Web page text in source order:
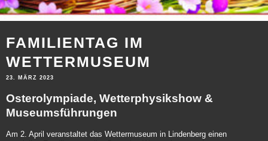
FAMILIENTAG IM
WETTERMUSEUM
23. MÄRZ 2023
Osterolympiade, Wetterphysikshow &
Museumsführungen
Am 2. April veranstaltet das Wettermuseum in Lindenberg einen